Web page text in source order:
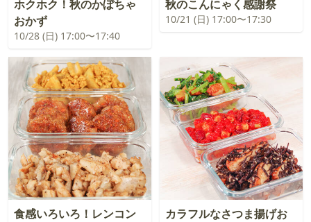
ホクホク！秋のかぼちゃ
おかず
10/28 (日) 17:00〜17:40
秋のこんにゃく感謝祭
10/21 (日) 17:00〜17:30
食感いろいろ！レンコン
カラフルなさつま揚げお